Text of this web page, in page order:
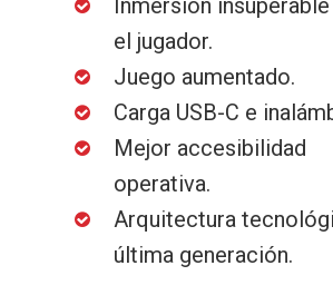
el jugador.
Juego aumentado.
Carga USB-C e
Mejor accesibilidad
operativa.
Arquitectura
última generación.